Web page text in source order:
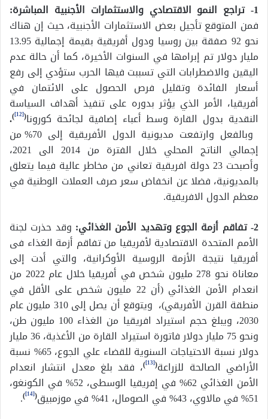
1- تراجع النمو الاقتصادي والاستثمارات الأجنبية المباشرة:
فمن المتوقع تأجيل بعض الاستثمارات الأجنبية، حيث إن هناك
نحو 92 صفقة بين روسيا ودول أفريقية بقيمة إجمالية 13.95
مليار دولار تم إبرامها في السنوات الأخيرة، كما أن حالة عدم
اليقين والاضطرابات التي تسببت فيها الحرب ستؤدي إلى رفع
أسعار الفائدة وتقليل فرص الحصول على الائتمان في
أفريقيا، الأمر الذي يؤثر بدوره على تنفيذ أهداف السياسة
النقدية بدول القارة وسط أعباء إضافية لجائحة كورونا(
[12]
)
.
وبالفعل وارتفعت مديونية الدول الأفريقية إلى 70% من
إجمالي الناتج المحلي خلال الفترة من 2014 الى 2021،
وأصبحت 23 دولة افريقية تعاني من مخاطر عالية فيما يتعلق
بالمديونية، فضلا عن انخفاض سعر صرف العملات الوطنية في
معظم الدول الافريقية.
2- تفاقم أزمة الجوع وتهديد الأمن الغذائي
: وقد حذرت لجنة
الأمم المتحدة الاقتصادية لأفريقيا من تفاقم أزمة الغذاء فى
أفريقيا نتيجة الأزمة الروسية الأوكرانية، والتي أدت إلى
معاناة نحو 278 مليون شخص في أفريقيا خلال عام 2022 من
انعدام الأمن الغذائي (أن 22 مليون شخص على الأقل في
منطقة القرن الأفريقي)، ويتوقع أن يصل إلى 310 مليون عام
2030، ويبلغ حجم استيراد افريقيا من الغذاء 100 مليون طن،
ونحو 75 مليار دولار فاتورة استيراد القارة من الأغذية، 36 مليار
دولار نسبة الاحتياجات السنوية للقضاء علي الجوع، 65% نسبة
الأراضي الصالحة للزراعة(
[13]
)، فقد بلغ معدل انتشار انعدام
الأمن الغذائي 62% في إفريقيا الوسطى، 52% في الكونغو،
51% في مالاوي، 43% في الصومال، 41% في موزمبيق
(
[14]
)
.